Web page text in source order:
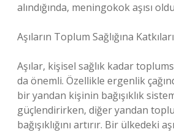
alındığında, meningokok aşısı
Aşıların Toplum Sağlığına Katkıları
Aşılar, kişisel sağlık kadar
da önemli. Özellikle ergenlik
bir yandan kişinin bağışıklık
güçlendirirken, diğer yandan
bağışıklığını artırır. Bir ülkedeki